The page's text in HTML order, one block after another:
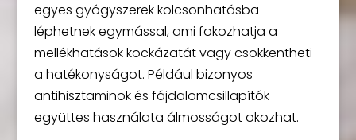
egyes gyógyszerek kölcsönhatásba
léphetnek egymással, ami fokozhatja a
mellékhatások kockázatát vagy csökkentheti
a hatékonyságot. Például bizonyos
antihisztaminok és fájdalomcsillapítók
együttes használata álmosságot okozhat.